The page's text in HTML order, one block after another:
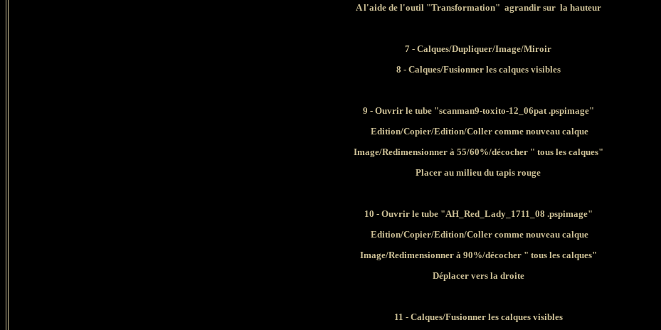
A l'aide de l'outil "Transformation" agrandir sur la hauteur
7 - Calques/Dupliquer/Image/Miroir
8 - Calques/Fusionner les calques visibles
9 - Ouvrir le tube "scanman9-toxito-12_06pat .pspimage"
Edition/Copier/Edition/Coller comme nouveau calque
Image/Redimensionner à 55/60%/décocher " tous les calques"
Placer au milieu du tapis rouge
10 - Ouvrir le tube "AH_Red_Lady_1711_08 .pspimage"
Edition/Copier/Edition/Coller comme nouveau calque
Image/Redimensionner à 90%/décocher " tous les calques"
Déplacer vers la droite
11 - Calques/Fusionner les calques visibles